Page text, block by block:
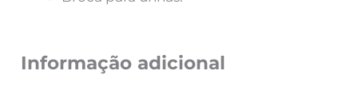
Informação adicional